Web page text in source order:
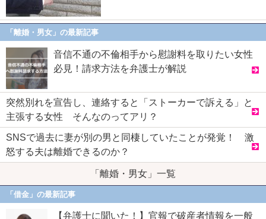
「離婚・男女」の最新記事
音信不通の不倫相手から慰謝料を取りたい女性
必見！請求方法を弁護士が解説
突然別れを宣告し、連絡すると「ストーカーで訴える」と
主張する女性 そんなのってアリ？
SNSで過去に妻が別の男と同棲していたことが発覚！ 激
怒する夫は離婚できるのか？
「離婚・男女」一覧
「借金」の最新記事
【弁護士に聞いた！】官報で破産者情報を一般